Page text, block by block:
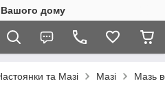
дому
та Мазі Мазі Мазь